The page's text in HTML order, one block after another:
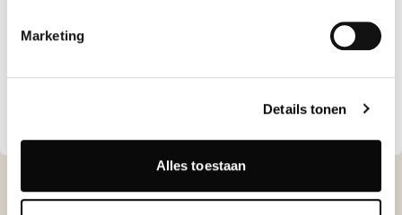
Marketing
Details tonen
Alles toestaan
CULTUURTOCHT 2026